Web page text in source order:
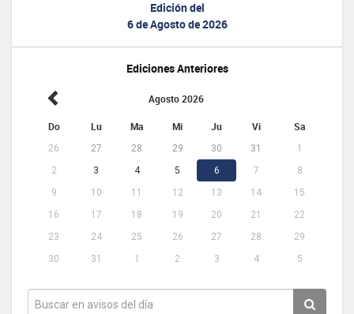
Edición del
6 de Agosto de 2026
Ediciones Anteriores
Agosto 2026
Do Lu Ma Mi Ju Vi Sa
26 27 28 29 30 31
1
2
3 4 5 6 7
8
9
10 11 12 13 14
15
16
17 18 19 20 21
22
23
24 25 26 27 28
29
30
31 1 2 3 4 5